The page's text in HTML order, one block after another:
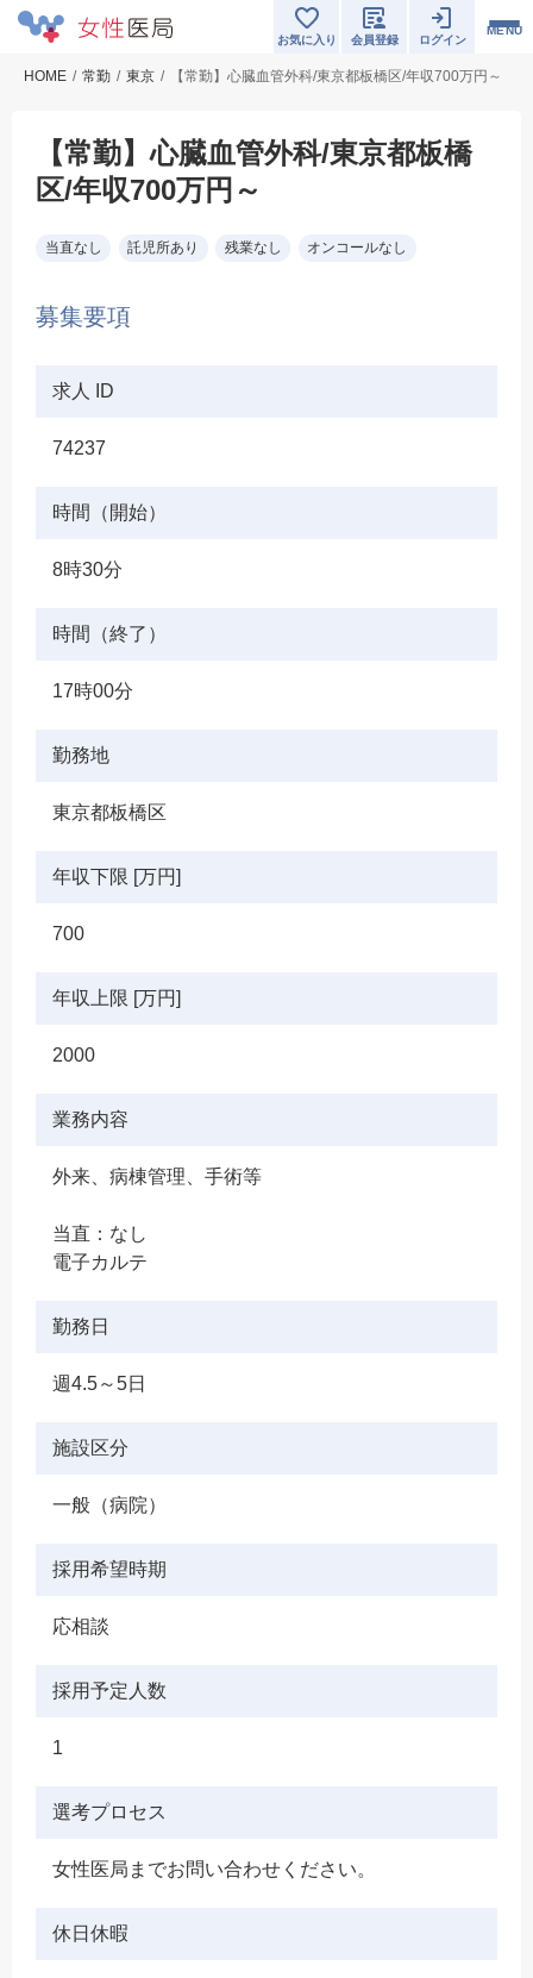
MENU
お気に入り 会員登録 ログイン
HOME 常勤 東京 【常勤】心臓血管外科/東京都板橋区/年収700万円～
【常勤】心臓血管外科/東京都板橋
区/年収700万円～
当直なし 託児所あり 残業なし オンコールなし
募集要項
求人 ID
74237
時間（開始）
8時30分
時間（終了）
17時00分
勤務地
東京都板橋区
年収下限 [万円]
700
年収上限 [万円]
2000
業務内容
外来、病棟管理、手術等
当直：なし
電子カルテ
勤務日
週4.5～5日
施設区分
一般（病院）
採用希望時期
応相談
採用予定人数
1
選考プロセス
女性医局までお問い合わせください。
休日休暇